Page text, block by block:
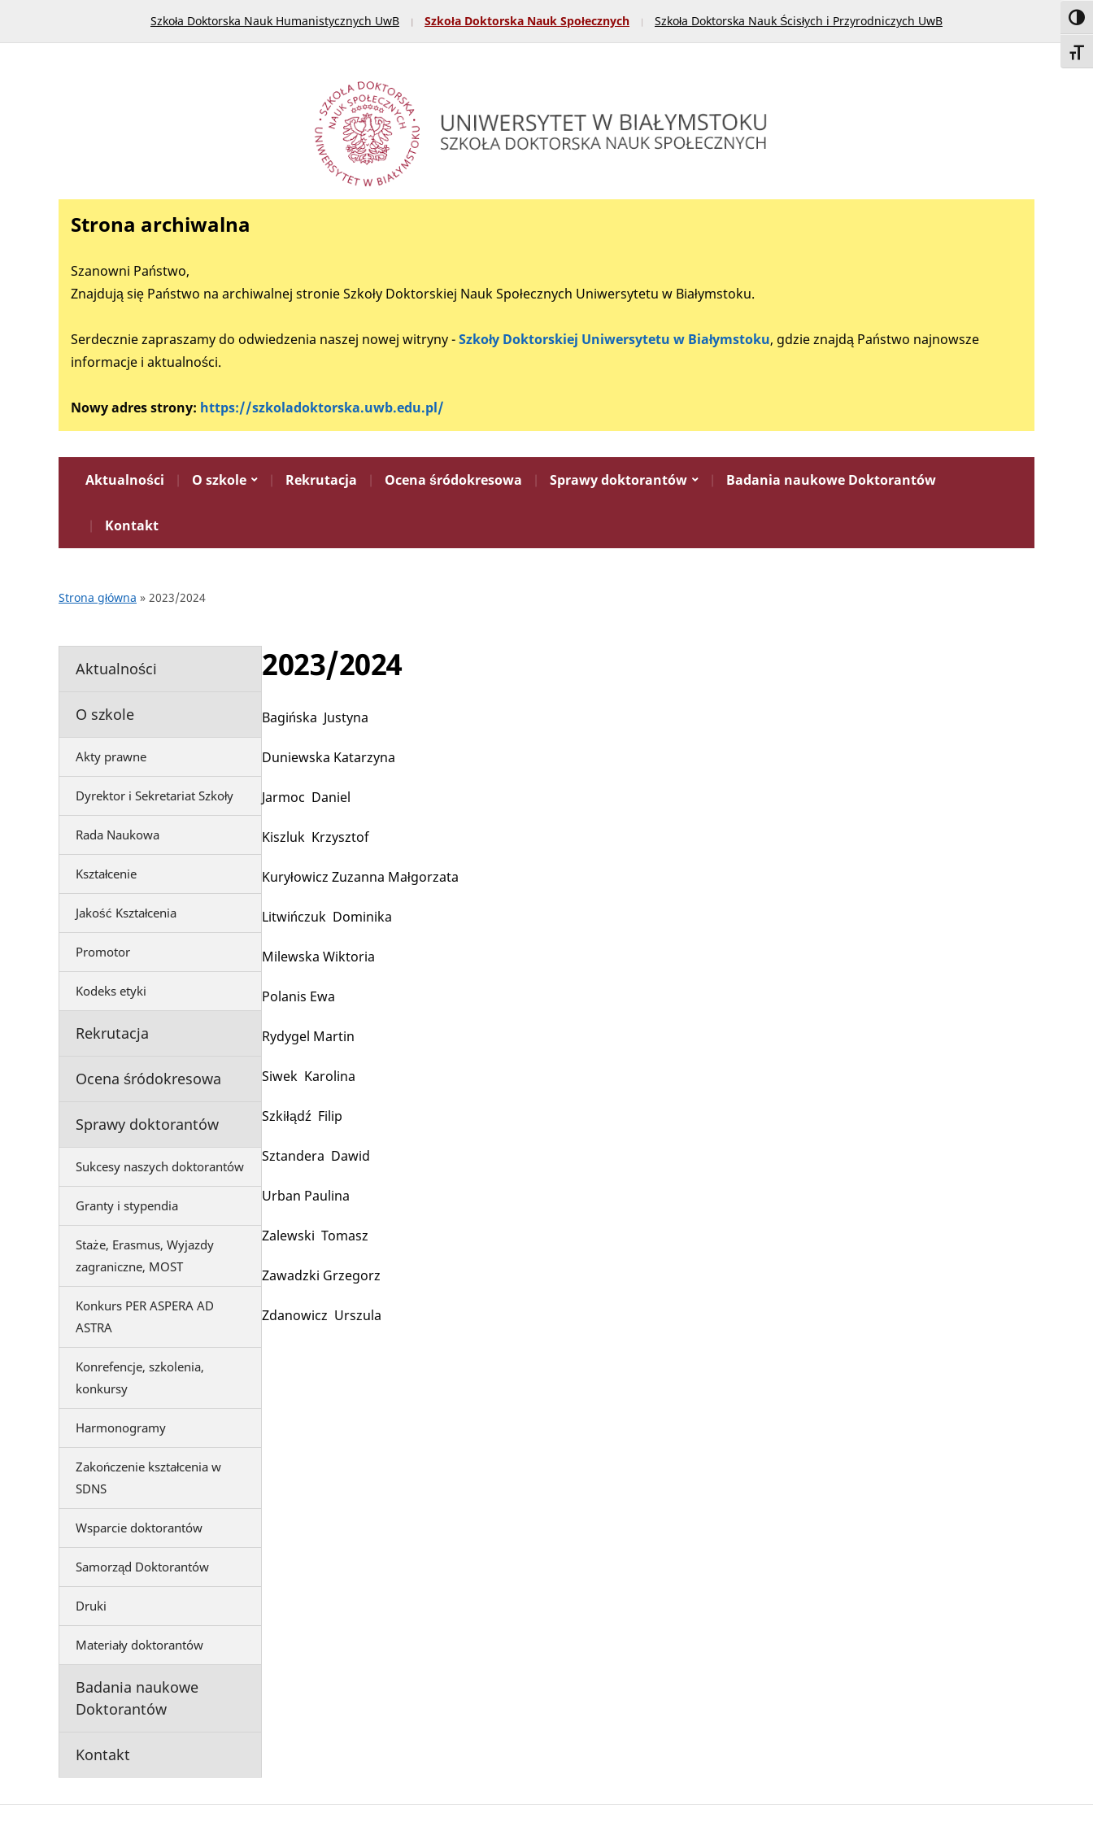
Szkoła Doktorska Nauk Humanistycznych UwB Szkoła Doktorska Nauk Społecznych Szkoła Doktorska Nauk Ścisłych i Przyrodniczych UwB
Strona archiwalna
Szanowni Państwo,
Znajdują się Państwo na archiwalnej stronie Szkoły Doktorskiej Nauk Społecznych Uniwersytetu w Białymstoku.
Serdecznie zapraszamy do odwiedzenia naszej nowej witryny -Szkoły Doktorskiej Uniwersytetu w Białymstoku, gdzie znajdą Państwo najnowsze
informacje i aktualności.
Nowy adres strony: https://szkoladoktorska.uwb.edu.pl/
Aktualności O szkole Rekrutacja Ocena śródokresowa Sprawy doktorantów Badania naukowe Doktorantów
Kontakt
Strona główna » 2023/2024
Aktualności
O szkole
Akty prawne
Dyrektor i Sekretariat Szkoły
Rada Naukowa
Kształcenie
Jakość Kształcenia
Promotor
Kodeks etyki
Rekrutacja
Ocena śródokresowa
Sprawy doktorantów
Sukcesy naszych doktorantów
Granty i stypendia
Staże, Erasmus, Wyjazdy
zagraniczne, MOST
Konkurs PER ASPERA AD
ASTRA
Konrefencje, szkolenia,
konkursy
Harmonogramy
Zakończenie kształcenia w
SDNS
Wsparcie doktorantów
Samorząd Doktorantów
Druki
Materiały doktorantów
Badania naukowe
Doktorantów
Kontakt
2023/2024
Bagińska Justyna
Duniewska Katarzyna
Jarmoc Daniel
Kiszluk Krzysztof
Kuryłowicz Zuzanna Małgorzata
Litwińczuk Dominika
Milewska Wiktoria
Polanis Ewa
Rydygel Martin
Siwek Karolina
Szkiłądź Filip
Sztandera Dawid
Urban Paulina
Zalewski Tomasz
Zawadzki Grzegorz
Zdanowicz Urszula